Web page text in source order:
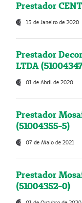
Prestador
15 de Janeiro de 2020
Prestador
LTDA
01 de Abril de 2020
Prestador
(51004355-5)
07 de Maio de 2021
Prestador
(51004352-0)